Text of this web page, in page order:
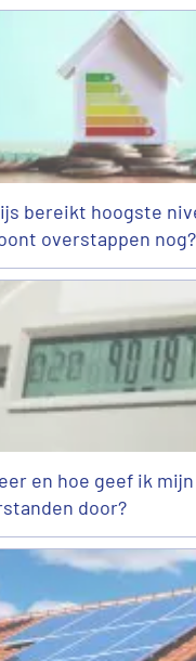
bereikt hoogste
overstappen nog?
en hoe geef ik mijn
door?